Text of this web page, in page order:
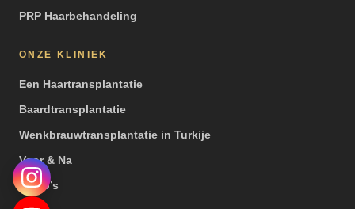
PRP Haarbehandeling
ONZE KLINIEK
Een Haartransplantatie
Baardtransplantatie
Wenkbrauwtransplantatie in Turkije
Voor & Na
Video’s